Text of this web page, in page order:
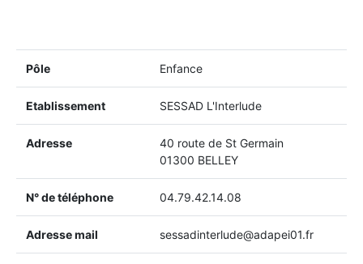
Pôle Enfance
Etablissement SESSAD L'Interlude
Adresse
40 route de St Germain
01300 BELLEY
N° de téléphone 04.79.42.14.08
Adresse mail sessadinterlude@adapei01.fr